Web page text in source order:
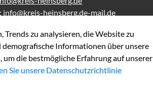
info@kreis-heinsberg.de-mail.de
zu analysieren, die Website zu
Informationen über unsere
um die bestmögliche Erfahrung auf unserer
Sie unsere Datenschutzrichtlinie